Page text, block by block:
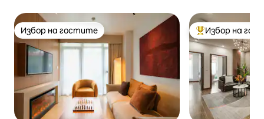
Избор на гостите
Избор на гостите Най-популярен
Избор на